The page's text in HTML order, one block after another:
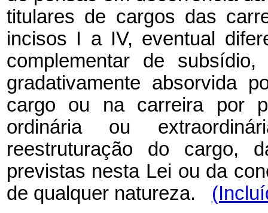
titulares de cargos das
incisos I a IV, eventual
complementar de
gradativamente absorvida
cargo ou na carreira por
ordinária ou
reestruturação do cargo,
previstas nesta Lei ou da
de qualquer natureza.